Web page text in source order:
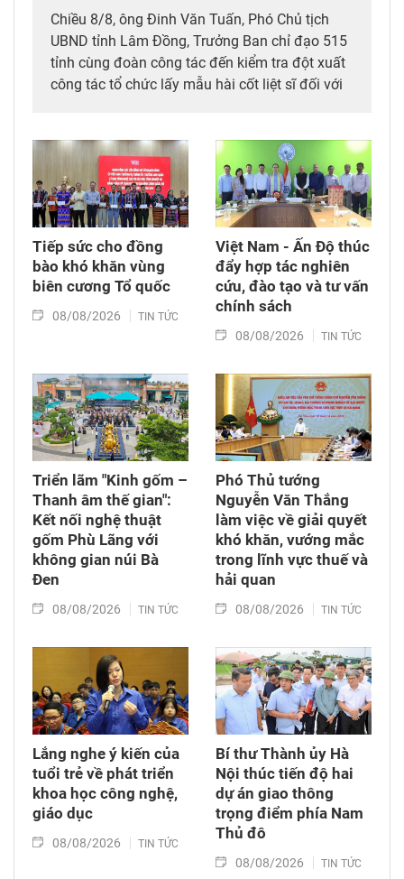
Chiều 8/8, ông Đinh Văn Tuấn, Phó Chủ tịch
UBND tỉnh Lâm Đồng, Trưởng Ban chỉ đạo 515
tỉnh cùng đoàn công tác đến kiểm tra đột xuất
công tác tổ chức lấy mẫu hài cốt liệt sĩ đối với
thời tặng quà cho cán bộ, chiến sĩ tham gia
công tác lấy mẫu tại đây.
Tiếp sức cho đồng
bào khó khăn vùng
biên cương Tổ quốc
08/08/2026 TIN TỨC
Việt Nam - Ấn Độ thúc
đẩy hợp tác nghiên
cứu, đào tạo và tư vấn
chính sách
08/08/2026 TIN TỨC
Triển lãm "Kinh gốm –
Thanh âm thế gian":
Kết nối nghệ thuật
gốm Phù Lãng với
không gian núi Bà
Đen
08/08/2026 TIN TỨC
Phó Thủ tướng
Nguyễn Văn Thắng
làm việc về giải quyết
khó khăn, vướng mắc
trong lĩnh vực thuế và
hải quan
08/08/2026 TIN TỨC
Lắng nghe ý kiến của
tuổi trẻ về phát triển
khoa học công nghệ,
giáo dục
08/08/2026 TIN TỨC
Bí thư Thành ủy Hà
Nội thúc tiến độ hai
dự án giao thông
trọng điểm phía Nam
Thủ đô
08/08/2026 TIN TỨC